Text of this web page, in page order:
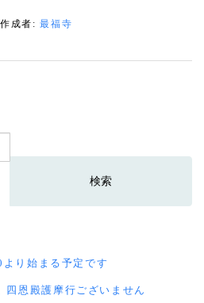
作成者:最福寺
り始まる予定です
恩殿護摩行ございません